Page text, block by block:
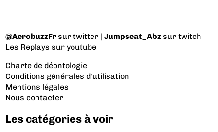
@AerobuzzFrsur twitter |Jumpseat_Abz sur twitch
Les Replays sur youtube
Charte de déontologie
Conditions générales d'utilisation
Mentions légales
Nous contacter
Les catégories à voir